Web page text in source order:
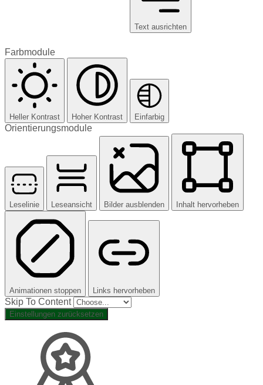
Text ausrichten
Farbmodule
Heller Kontrast Hoher Kontrast Einfarbig
Orientierungsmodule
Leselinie Leseansicht Bilder ausblenden Inhalt hervorheben
Animationen stoppen Links hervorheben
Skip To Content
Einstellungen zurücksetzen